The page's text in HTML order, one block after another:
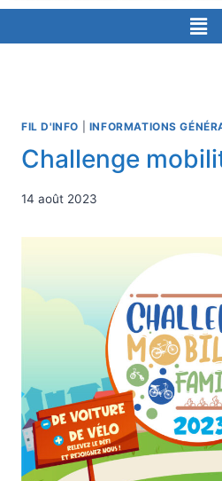
FIL D'INFO INFORMATIONS
Challenge
14 août 2023